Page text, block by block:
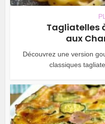
Tagliatelles
aux
Découvrez une version
classiques